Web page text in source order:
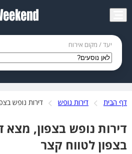
יעד / מקום אירוח
דף הבית דירות נופש דירות נופש
דירות נופש בצפון,
בצפון לטווח קצר